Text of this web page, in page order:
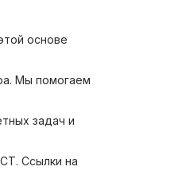
основе
Мы помогаем
задач и
Ссылки на